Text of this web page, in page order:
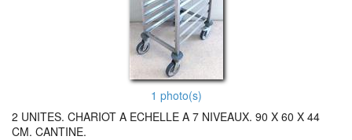
1 photo(s)
2 UNITES. CHARIOT A ECHELLE A 7 NIVEAUX. 90 X 60 X 44
CM. CANTINE.